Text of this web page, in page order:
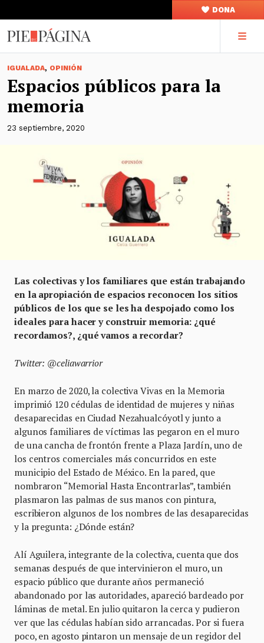
DONA
IGUALADA, OPINIÓN
Espacios públicos para la
memoria
23 septiembre, 2020
Las colectivas y los familiares que están trabajando
en la apropiación de espacios reconocen los sitios
públicos de los que se les ha despojado como los
ideales para hacer y construir memoria: ¿qué
recordamos?, ¿qué vamos a recordar?
Twitter: @celiawarrior
En marzo de 2020, la colectiva Vivas en la Memoria
imprimió 120 cédulas de identidad de mujeres y niñas
desaparecidas en Ciudad Nezahualcóyotl y junto a
algunos familiares de víctimas las pegaron en el muro
de una cancha de frontón frente a Plaza Jardín, uno de
los centros comerciales más concurridos en este
municipio del Estado de México. En la pared, que
nombraron “Memorial Hasta Encontrarlas”, también
plasmaron las palmas de sus manos con pintura,
escribieron algunos de los nombres de las desaparecidas
y la pregunta: ¿Dónde están?
Alí Aguilera, integrante de la colectiva, cuenta que dos
semanas después de que intervinieron el muro, un
espacio público que durante años permaneció
abandonado por las autoridades, apareció bardeado por
láminas de metal. En julio quitaron la cerca y pudieron
ver que las cédulas habían sido arrancadas. Por si fuera
poco, en agosto pintaron un mensaje de un regidor del